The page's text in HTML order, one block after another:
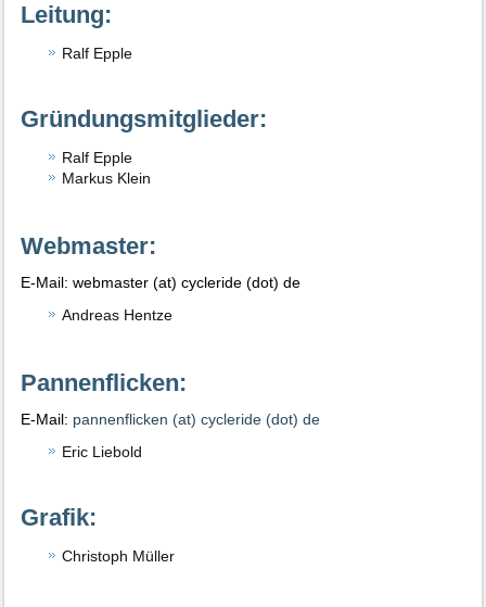
Leitung:
Ralf Epple
Gründungsmitglieder:
Ralf Epple
Markus Klein
Webmaster:
E-Mail: webmaster (at) cycleride (dot) de
Andreas Hentze
Pannenflicken:
E-Mail: pannenflicken (at) cycleride (dot) de
Eric Liebold
Grafik:
Christoph Müller